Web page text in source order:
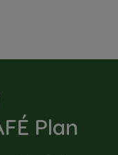
Plan